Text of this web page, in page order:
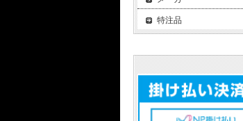
特注品